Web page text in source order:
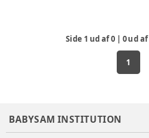
Side 1 ud af0 0ud af
1
BABYSAM INSTITUTION